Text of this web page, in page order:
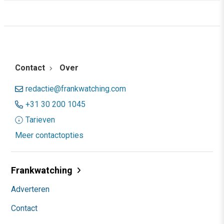
Contact Over
redactie@frankwatching.com
+31 30 200 1045
Tarieven
Meer contactopties
Frankwatching
Adverteren
Contact